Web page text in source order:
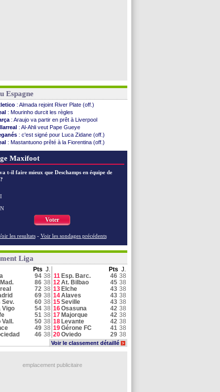
Espagne
: Almada rejoint River Plate (off.)
: Mourinho durcit les règles
: Araujo va partir en prêt à Liverpool
: Al-Ahli veut Pape Gueye
: c'est signé pour Luca Zidane (off.)
: Mastantuono prêté à la Fiorentina (off.)
City: accord avec le Barça pour Rodri ?
: Luca Zidane va changer de club
: première offre à 45 M€ pour Rodri ?
: l'agent de Rodri confirme !
Voir toutes les brèves
Maxifoot
t-il faire mieux que Deschamps en équipe de
Voter
les resultats - Voir les sondages précédents
Liga
Pts J. Pts J.
94 38 11 Esp. Barc. 46 38
86 38 12At. Bilbao 45 38
72 38 13 Elche 43 38
69 38 14Alaves 43 38
Sev. 60 38 15Seville 43 38
Vigo 54 38 16Osasuna 42 38
51 38 17 Majorque 42 38
Vall. 50 38 18 Levante 42 38
49 38 19Gérone FC 41 38
46 38 20Oviedo 29 38
Voir le classement détaillé >
emplacement publicitaire